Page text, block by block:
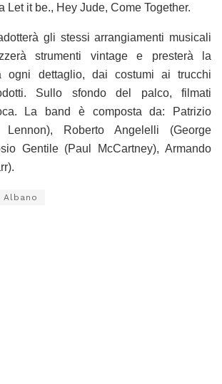
Let it be., Hey Jude, Come Together.
gli stessi arrangiamenti musicali
strumenti vintage e presterà la
ogni dettaglio, dai costumi ai trucchi
Sullo sfondo del palco, filmati
La band è composta da: Patrizio
Lennon), Roberto Angelelli (George
Gentile (Paul McCartney), Armando